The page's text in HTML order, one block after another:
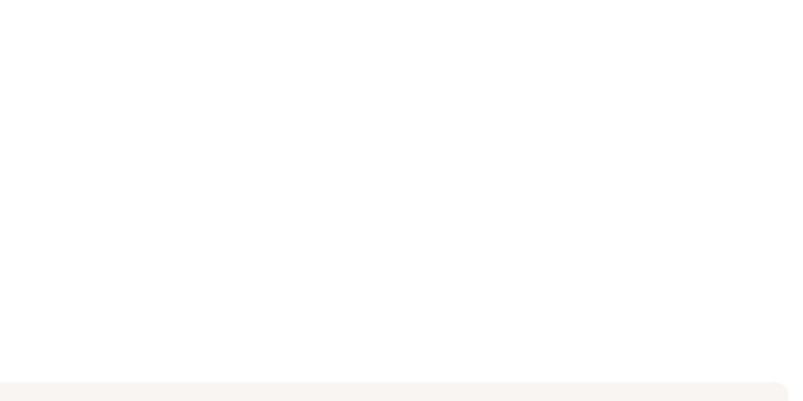
professionnel. Mon objectif est votre satisfaction totale, en vous offrant un service de qualité, adapté à vos besoins et à
à vos questions et vous accompagner dans la réalisation de vos projets immobiliers à Blagnac et dans les communes du